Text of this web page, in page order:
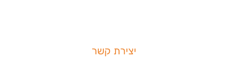
יצירת קשר